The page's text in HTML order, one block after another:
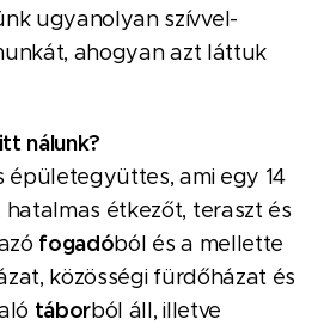
ugyanolyan szívvel-
ahogyan azt láttuk
nálunk?
épületegyüttes, ami egy 14
étkezőt, teraszt és
fogadóból és a mellette
közösségi fürdőházat és
táborból áll, illetve